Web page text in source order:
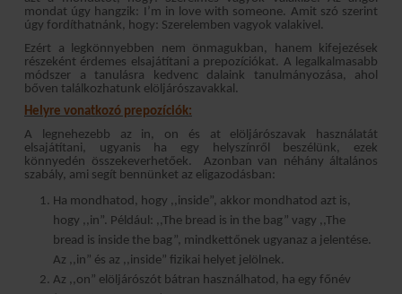
mondat úgy hangzik: I’m in love with someone. Amit szó szerint
úgy fordíthatnánk, hogy: Szerelemben vagyok valakivel.
Ezért a legkönnyebben nem önmagukban, hanem kifejezések
részeként érdemes elsajátítani a prepozíciókat. A legalkalmasabb
módszer a tanulásra kedvenc dalaink tanulmányozása, ahol
bőven találkozhatunk elöljárószavakkal.
Helyre vonatkozó prepozíciók:
A legnehezebb az in, on és at elöljárószavak használatát
elsajátítani, ugyanis ha egy helyszínről beszélünk, ezek
könnyedén összekeverhetőek. Azonban van néhány általános
szabály, ami segít bennünket az eligazodásban:
Ha mondhatod, hogy ,,inside”, akkor mondhatod azt is,
hogy ,,in”. Például: ,,The bread is in the bag” vagy ,,The
bread is inside the bag”, mindkettőnek ugyanaz a jelentése.
Az ,,in” és az ,,inside” fizikai helyet jelölnek.
Az ,,on” elöljárószót bátran használhatod, ha egy főnév